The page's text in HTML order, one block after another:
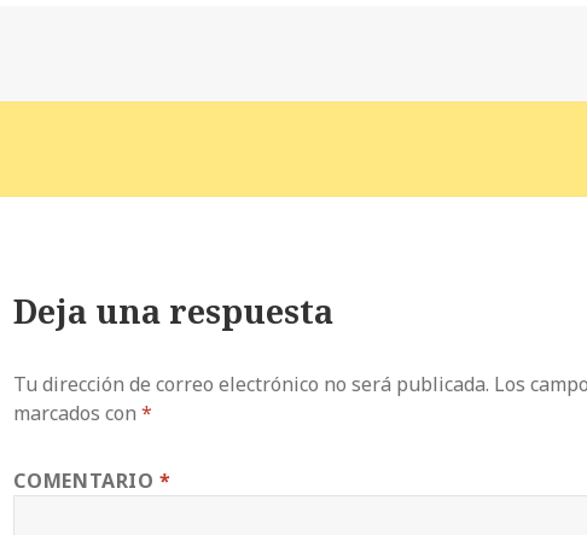
o p ir
Deja una respuesta
Tu dirección de correo electrónico no será publicada. Los
marcados con*
COMENTARIO*